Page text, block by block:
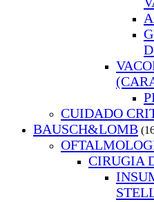
CUIDADO
BAUSCH&LOMB
CIRUGIA